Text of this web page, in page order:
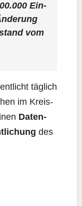
Ein­
vom
täg­lich
im Kreis­
Daten­
des